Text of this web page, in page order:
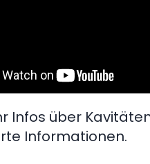
Infos über
Informationen.